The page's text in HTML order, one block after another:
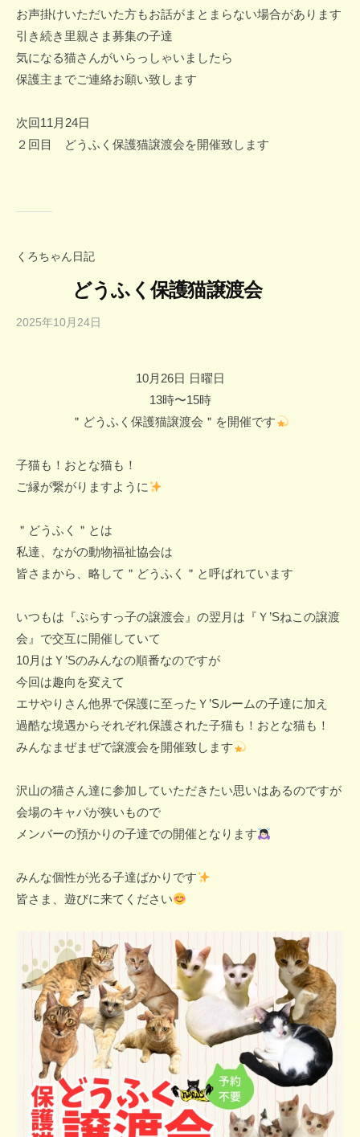
お声掛けいただいた方もお話がまとまらない場合があります
引き続き里親さま募集の子達
気になる猫さんがいらっしゃいましたら
保護主までご連絡お願い致します
次回11月24日
２回目 どうふく保護猫譲渡会を開催致します
くろちゃん日記
どうふく保護猫譲渡会
2025年10月24日
f
10月26日 日曜日
13時〜15時
＂どうふく保護猫譲渡会＂を開催です
子猫も！おとな猫も！
ご縁が繋がりますように
＂どうふく＂とは
私達、ながの動物福祉協会は
皆さまから、略して＂どうふく＂と呼ばれています
いつもは『ぷらすっ子の譲渡会』の翌月は『Ｙ’Sねこの譲渡
会』で交互に開催していて
10月はＹ’Sのみんなの順番なのですが
今回は趣向を変えて
エサやりさん他界で保護に至ったＹ’Sルームの子達に加え
過酷な境遇からそれぞれ保護された子猫も！おとな猫も！
みんなまぜまぜで譲渡会を開催致します
沢山の猫さん達に参加していただきたい思いはあるのですが
会場のキャパが狭いもので
メンバーの預かりの子達での開催となります
みんな個性が光る子達ばかりです
皆さま、遊びに来てください